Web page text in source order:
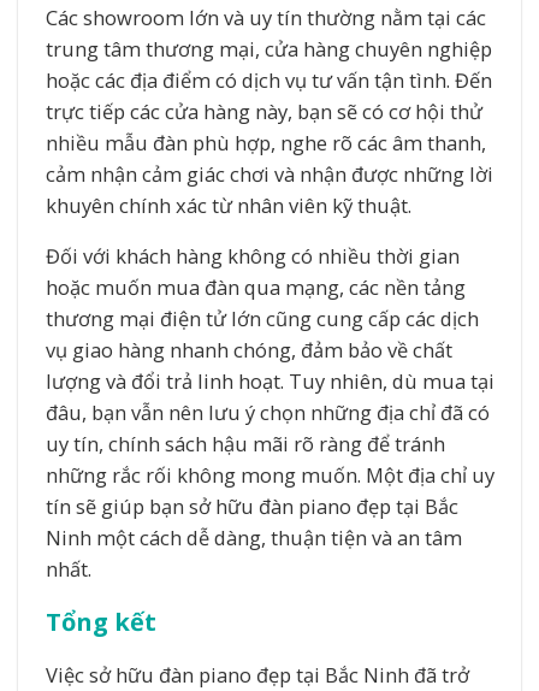
Các showroom lớn và uy tín thường nằm tại các
trung tâm thương mại, cửa hàng chuyên nghiệp
hoặc các địa điểm có dịch vụ tư vấn tận tình. Đến
trực tiếp các cửa hàng này, bạn sẽ có cơ hội thử
nhiều mẫu đàn phù hợp, nghe rõ các âm thanh,
cảm nhận cảm giác chơi và nhận được những lời
khuyên chính xác từ nhân viên kỹ thuật.
Đối với khách hàng không có nhiều thời gian
hoặc muốn mua đàn qua mạng, các nền tảng
thương mại điện tử lớn cũng cung cấp các dịch
vụ giao hàng nhanh chóng, đảm bảo về chất
lượng và đổi trả linh hoạt. Tuy nhiên, dù mua tại
đâu, bạn vẫn nên lưu ý chọn những địa chỉ đã có
uy tín, chính sách hậu mãi rõ ràng để tránh
những rắc rối không mong muốn. Một địa chỉ uy
tín sẽ giúp bạn sở hữu đàn piano đẹp tại Bắc
Ninh một cách dễ dàng, thuận tiện và an tâm
nhất.
Tổng kết
Việc sở hữu đàn piano đẹp tại Bắc Ninh đã trở